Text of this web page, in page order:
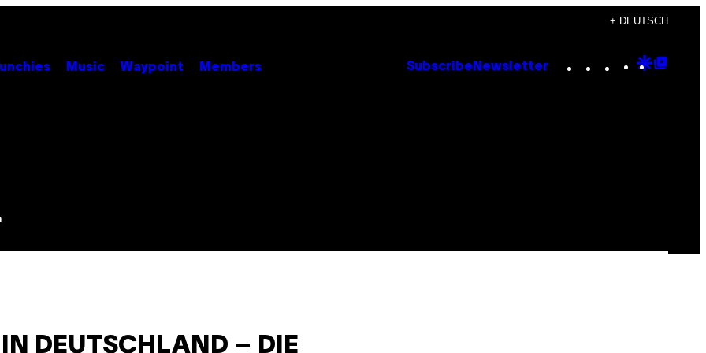
+ DEUTSCH
Music Waypoint Members Subscribe Newsletter Instagram
TikTok
YouTube
Google
DEUTSCHLAND – DIE N